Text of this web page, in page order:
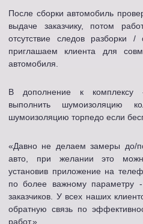
После сборки автомобиль
выдаче заказчику, потом
отсутствие следов разборки
приглашаем клиента для
автомобиля.
В дополнение к комплексу
выполнить шумоизоляцию
шумоизоляцию торпедо если
«Давно не делаем замеры до/
авто, при желании это
установив приложение на
по более важному параметру
заказчиков. У всех наших
обратную связь по
работ.»